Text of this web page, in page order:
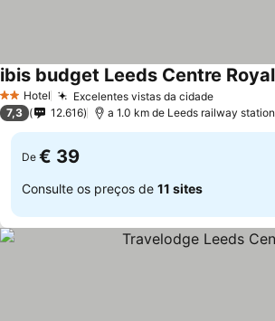
2 Estrelas
Hotel Excelentes vistas da cidade
7,3 12.616 a 1.0 km de Leeds railway station
De € 39
Consulte os preços de 11 sites